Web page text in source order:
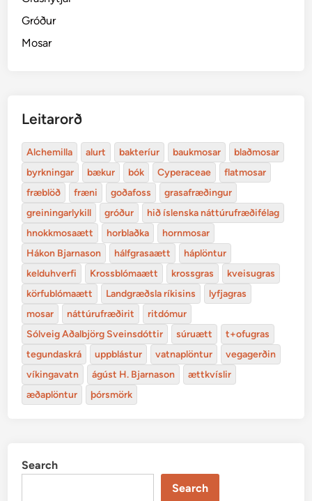
Gróður
Mosar
Leitarorð
Alchemilla alurt bakteríur baukmosar
blaðmosar
byrkningar
bækur bók Cyperaceae
flatmosar
fræblöð
fræni goðafoss
grasafræðingur
greiningarlykill
gróður
hið íslenska náttúrufræðifélag
hnokkmosaætt
horblaðka
hornmosar
Hákon Bjarnason
hálfgrasaætt
háplöntur
kelduhverfi
Krossblómaætt krossgras
kveisugras
körfublómaætt
Landgræðsla ríkisins
lyfjagras
mosar
náttúrufræðirit
ritdómur
Sólveig Aðalbjörg Sveinsdóttir
súruætt
t+ofugras
tegundaskrá
uppblástur vatnaplöntur
vegagerðin
víkingavatn
ágúst H. Bjarnason
ættkvíslir
æðaplöntur
þórsmörk
Search
Search